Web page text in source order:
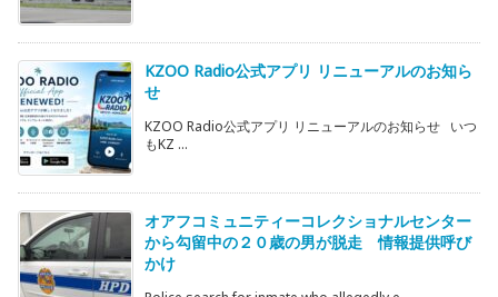
KZOO Radio公式アプリ リニューアルのお知ら
せ
KZOO Radio公式アプリ リニューアルのお知らせ いつ
もKZ ...
オアフコミュニティーコレクショナルセンター
から勾留中の２０歳の男が脱走 情報提供呼び
かけ